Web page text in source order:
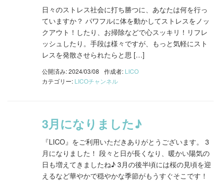
日々のストレス社会に打ち勝つに、あなたは何を行っ
ていますか？ パワフルに体を動かしてストレスをノッ
クアウト！したり、お掃除などで心スッキリ！リフレ
ッシュしたり。手段は様々ですが、もっと気軽にスト
レスを発散させられたらと思 […]
公開済み: 2024/03/08 作成者: LICO
カテゴリー: LICOチャンネル
3月になりました♪
『LICO』をご利用いただきありがとうございます。 3
月になりました！ 段々と日が長くなり、暖かい陽気の
日も増えてきましたね♪ 3月の後半頃には桜の見頃を迎
えるなど華やかで穏やかな季節がもうすぐそこです！